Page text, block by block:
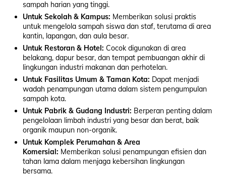
sampah harian yang tinggi.
Untuk Sekolah & Kampus: Memberikan solusi praktis
untuk mengelola sampah siswa dan staf, terutama di area
kantin, lapangan, dan aula besar.
Untuk Restoran & Hotel: Cocok digunakan di area
belakang, dapur besar, dan tempat pembuangan akhir di
lingkungan industri makanan dan perhotelan.
Untuk Fasilitas Umum & Taman Kota: Dapat menjadi
wadah penampungan utama dalam sistem pengumpulan
sampah kota.
Untuk Pabrik & Gudang Industri: Berperan penting dalam
pengelolaan limbah industri yang besar dan berat, baik
organik maupun non-organik.
Untuk Komplek Perumahan & Area
Komersial: Memberikan solusi penampungan efisien dan
tahan lama dalam menjaga kebersihan lingkungan
bersama.